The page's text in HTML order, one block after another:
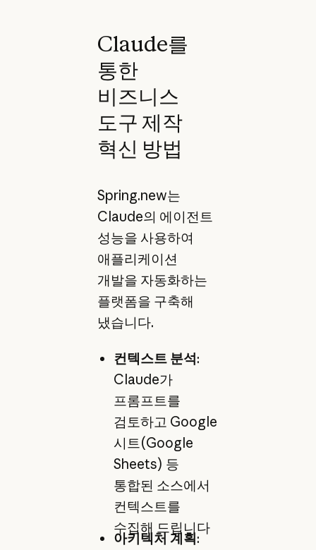
Claude를
통한
비즈니스
도구 제작
혁신 방법
Spring.new는
Claude의 에이전트
성능을 사용하여
애플리케이션
개발을 자동화하는
플랫폼을 구축해
냈습니다.
컨텍스트 분석:
Claude가
프롬프트를
검토하고 Google
시트(Google
Sheets) 등
통합된 소스에서
컨텍스트를
수집해 드립니다
아키텍처 계획: